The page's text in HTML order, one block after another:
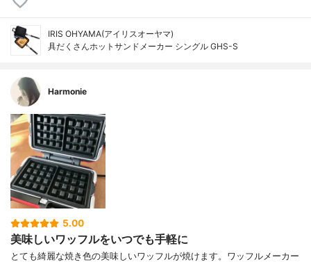
IRIS OHYAMA(アイリスオーヤマ)
具だくさんホットサンドメーカー シングル GHS-S
Harmonie
5.00
美味しいワッフルをいつでも手軽に
とても綺麗な焼き色の美味しいワッフルが焼けます。ワッフルメーカー